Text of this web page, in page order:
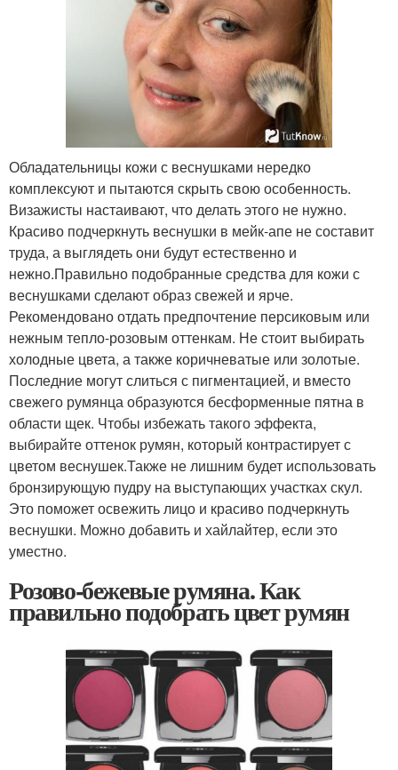
Обладательницы кожи с веснушками нередко
комплексуют и пытаются скрыть свою особенность.
Визажисты настаивают, что делать этого не нужно.
Красиво подчеркнуть веснушки в мейк-апе не составит
труда, а выглядеть они будут естественно и
нежно.Правильно подобранные средства для кожи с
веснушками сделают образ свежей и ярче.
Рекомендовано отдать предпочтение персиковым или
нежным тепло-розовым оттенкам. Не стоит выбирать
холодные цвета, а также коричневатые или золотые.
Последние могут слиться с пигментацией, и вместо
свежего румянца образуются бесформенные пятна в
области щек. Чтобы избежать такого эффекта,
выбирайте оттенок румян, который контрастирует с
цветом веснушек.Также не лишним будет использовать
бронзирующую пудру на выступающих участках скул.
Это поможет освежить лицо и красиво подчеркнуть
веснушки. Можно добавить и хайлайтер, если это
уместно.
Розово-бежевые румяна. Как
правильно подобрать цвет румян